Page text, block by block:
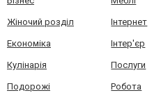
Жіночий розділ Інтернет
Економіка Інтер'єр
Кулінарія Послуги
Подорожі Робота